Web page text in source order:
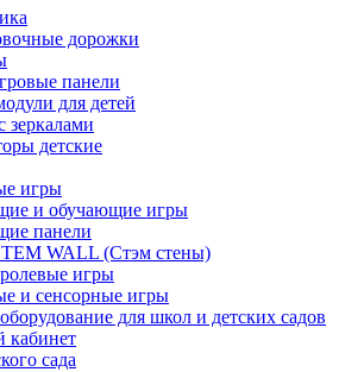
дорожки
панели
для детей
детские
игры
и обучающие игры
панели
WALL (Cтэм стены)
игры
и сенсорные игры
для школ и детских садов
кабинет
сада